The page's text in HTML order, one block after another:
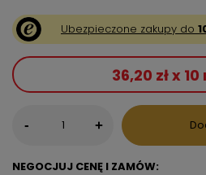
Ubezpieczone zakupy do
36,20 zł x
- +
NEGOCJUJ CENĘ I ZAMÓW: